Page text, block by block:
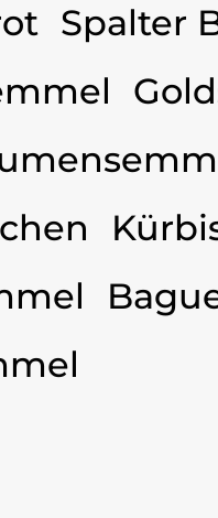
Spalter